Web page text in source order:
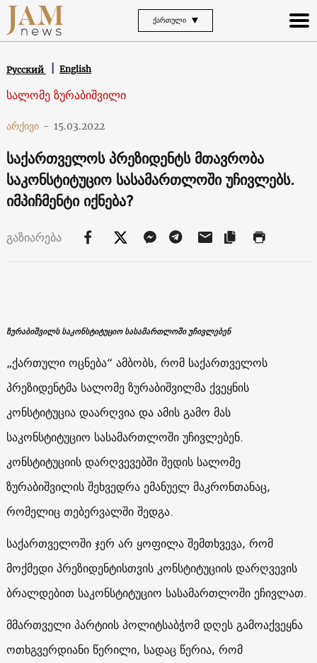
ᲥᲐᲠᲗᲣᲚᲘ
Русский English
სალომე ზურაბიშვილი
არქივი - 15.03.2022
საქართველოს პრეზიდენტს მთავრობა
საკონსტიტუციო სასამართლოში უჩივლებს.
იმპიჩმენტი იქნება?
გაზიარება
ზურაბიშვილს საკონსტიტუციო სასამართლოში უჩივლებენ
„ქართული ოცნება“ ამბობს, რომ საქართველოს
პრეზიდენტმა სალომე ზურაბიშვილმა ქვეყნის
კონსტიტუცია დაარღვია და ამის გამო მას
საკონსტიტუციო სასამართლოში უჩივლებენ.
კონსტიტუციის დარღვევებში შედის სალომე
ზურაბიშვილის შეხვედრა ემანუელ მაკრონთანაც,
რომელიც თებერვალში შედგა.
საქართველოში ჯერ არ ყოფილა შემთხვევა, რომ
მოქმედი პრეზიდენტისთვის კონსტიტუციის დარღვევის
ბრალდებით საკონსტიტუციო სასამართლოში ეჩივლათ.
მმართველი პარტიის პოლიტსაბჭომ დღეს გამოაქვეყნა
ოთხგვერდიანი წერილი, სადაც წერია, რომ